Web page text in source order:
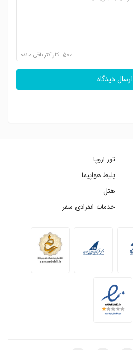
500 کاراکتر باقی مانده
ارسال دیدگاه
تور اروپا
بلیط هواپیما
هتل
خدمات انفرادی سفر